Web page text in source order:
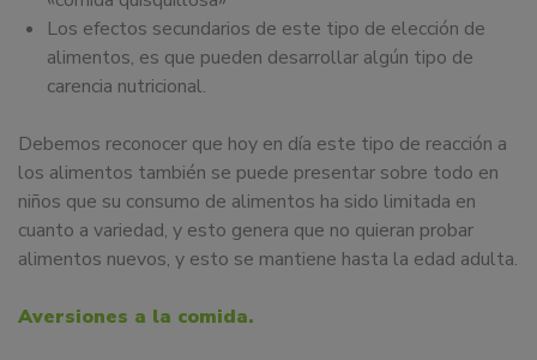
Los efectos secundarios de este tipo de elección de
alimentos, es que pueden desarrollar algún tipo de
carencia nutricional.
Debemos reconocer que hoy en día este tipo de reacción a
los alimentos también se puede presentar sobre todo en
niños que su consumo de alimentos ha sido limitada en
cuanto a variedad, y esto genera que no quieran probar
alimentos nuevos, y esto se mantiene hasta la edad adulta.
Aversiones a la comida.